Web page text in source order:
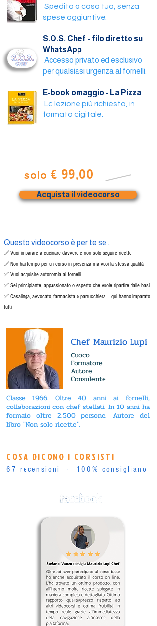
Spedita a casa tua, senza
spese aggiuntive.
S.O.S. Chef - filo diretto su
WhatsApp
Accesso privato ed esclusivo
per qualsiasi urgenza al fornelli.
E-book omaggio - La Pizza
La lezione più richiesta, in
formato digitale.
solo € 99,00 € 199,00
Acquista il videocorso
Questo videocorso è per te se...
✅ Vuoi imparare a cucinare davvero e non solo seguire ricette
✅ Non hai tempo per un corso in presenza ma vuoi la stessa qualità
✅ Vuoi acquisire autonomia ai fornelli
✅ Sei principiante, appassionato o esperto che vuole ripartire dalle basi
✅ Casalinga, avvocato, farmacista o parrucchiera — qui hanno imparato
tutti
Chef Maurizio Lupi
Cuoco
Formatore
Autore
Consulente
Classe 1966. Oltre 40 anni ai fornelli,
collaborazioni con chef stellati. In 10 anni ha
formato oltre 2.500 persone. Autore del
libro "Non solo ricette".
COSA DICONO I CORSISTI
67 recensioni - 100% consigliano